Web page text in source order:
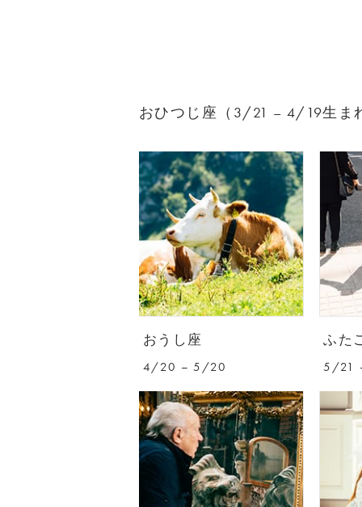
おひつじ座（3/21 – 4/19生ま
おうし座
4/20 – 5/20
ふた
5/21